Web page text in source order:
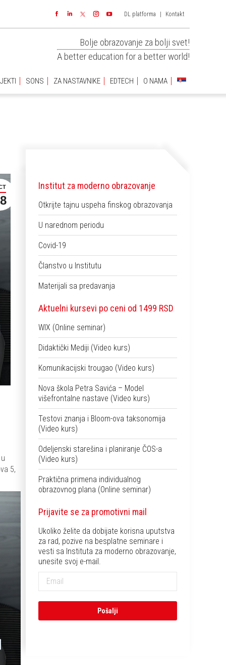
FacebookLinkedin Instagram
DL platforma Kontakt
Bolje obrazovanje za bolji svet!
A better education for a better world!
SONS ZA NASTAVNIKE EDTECH O NAMA
5,
Institut za moderno obrazovanje
Otkrijte tajnu uspeha finskog obrazovanja
U narednom periodu
Covid-19
Članstvo u Institutu
Materijali sa predavanja
Aktuelni kursevi po ceni od 1499 RSD
WIX (Online seminar)
Didaktički Mediji (Video kurs)
Komunikacijski trougao (Video kurs)
Nova škola Petra Savića – Model
višefrontalne nastave (Video kurs)
Testovi znanja i Bloom-ova taksonomija
(Video kurs)
Odeljenski starešina i planiranje ČOS-a
(Video kurs)
Praktična primena individualnog
obrazovnog plana (Online seminar)
Prijavite se za promotivni mail
Ukoliko želite da dobijate korisna uputstva
za rad, pozive na besplatne seminare i
vesti sa Instituta za moderno obrazovanje,
unesite svoj e-mail.
ZA NASTAVNIKE EDTECH O NAMA